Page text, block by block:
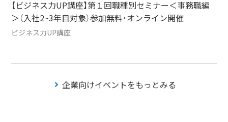
【ビジネス力UP講座】第１回職種別セミナー＜事務職編
＞（入社2~3年目対象）参加無料・オンライン開催
ビジネス力UP講座
企業向けイベントをもっとみる